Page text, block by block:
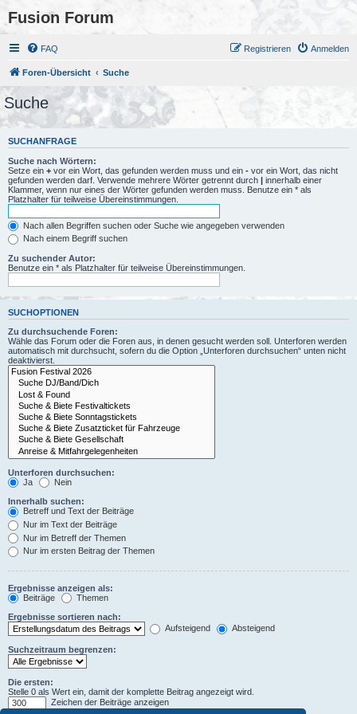
Fusion Forum
FAQ Anmelden
Registrieren
Foren-Übersicht Suche
Suche
SUCHANFRAGE
Suche nach Wörtern:
Setze ein + vor ein Wort, das gefunden werden muss und ein - vor ein Wort, das nicht
gefunden werden darf. Verwende mehrere Wörter getrennt durch | innerhalb einer
Klammer, wenn nur eines der Wörter gefunden werden muss. Benutze ein * als
Platzhalter für teilweise Übereinstimmungen.
Nach allen Begriffen suchen oder Suche wie angegeben verwenden
Nach einem Begriff suchen
Zu suchender Autor:
Benutze ein * als Platzhalter für teilweise Übereinstimmungen.
SUCHOPTIONEN
Zu durchsuchende Foren:
Wähle das Forum oder die Foren aus, in denen gesucht werden soll. Unterforen werden
automatisch mit durchsucht, sofern du die Option „Unterforen durchsuchen“ unten nicht
deaktivierst.
Unterforen durchsuchen:
Ja
Nein
Innerhalb suchen:
Betreff und Text der Beiträge
Nur im Text der Beiträge
Nur im Betreff der Themen
Nur im ersten Beitrag der Themen
Ergebnisse anzeigen als:
Beiträge
Themen
Ergebnisse sortieren nach:
Aufsteigend
Absteigend
Suchzeitraum begrenzen:
Die ersten:
Stelle 0 als Wert ein, damit der komplette Beitrag angezeigt wird.
Zeichen der Beiträge anzeigen